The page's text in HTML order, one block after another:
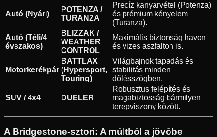
Autó (Nyári)
POTENZA /
TURANZA
Precíz kanyarvétel (Potenza)
és prémium kényelem
(Turanza).
Autó (Téli/4
évszakos)
BLIZZAK /
WEATHER
CONTROL
Maximális biztonság havon
és vizes aszfalton is.
Motorkerékpár
BATTLAX
(Hypersport,
Touring)
Világbajnok tapadás és
stabilitás minden
dőlésszögben.
SUV / 4x4 DUELER
Robusztus felépítés és
magabiztosság bármilyen
terepviszony között.
A Bridgestone-sztori: A múltból a jövőbe